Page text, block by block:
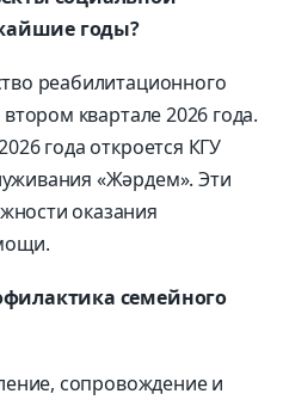
годы?
реабилитационного
квартале 2026 года.
года откроется КГУ
«Жәрдем». Эти
оказания
семейного
сопровождение и